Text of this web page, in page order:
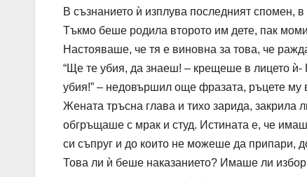
В съзнанието ѝ изплува последният спомен,
Тъкмо беше родила второто им дете, пак
Настояваше, че тя е виновна за това, че
“Ще те убия, да знаеш! – крещеше в лицето
убия!” – недовършил още фразата, ръцете му
Жената тръсна глава и тихо зарида,
обгръщаше с мрак и студ. Истината е, че
си съпруг и до които не можеше да припари,
Това ли ѝ беше наказанието? Имаше ли